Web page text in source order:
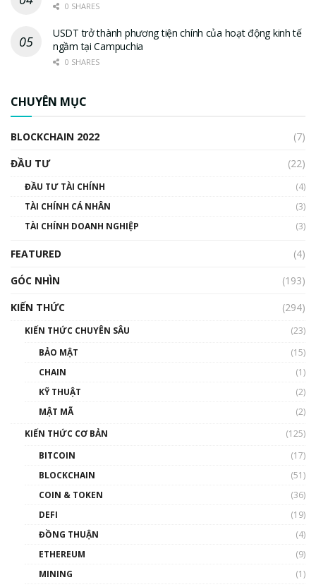
0 SHARES
USDT trở thành phương tiện chính của hoạt động kinh tế
ngầm tại Campuchia
0 SHARES
CHUYÊN MỤC
BLOCKCHAIN 2022
(7)
ĐẦU TƯ
(22)
ĐẦU TƯ TÀI CHÍNH
(4)
TÀI CHÍNH CÁ NHÂN
(3)
TÀI CHÍNH DOANH NGHIỆP
(3)
FEATURED
(4)
GÓC NHÌN
(193)
KIẾN THỨC
(294)
KIẾN THỨC CHUYÊN SÂU
(23)
BẢO MẬT
(15)
CHAIN
(1)
KỸ THUẬT
(2)
MẬT MÃ
(2)
KIẾN THỨC CƠ BẢN
(125)
BITCOIN
(17)
BLOCKCHAIN
(51)
COIN & TOKEN
(36)
DEFI
(19)
ĐỒNG THUẬN
(4)
ETHEREUM
(9)
MINING
(1)